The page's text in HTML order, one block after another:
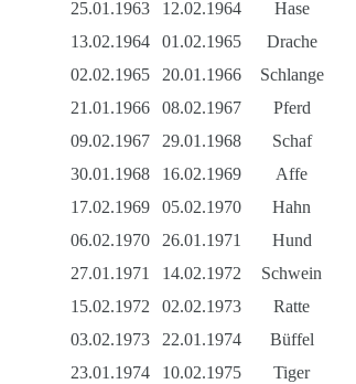
25.01.1963
12.02.1964
Hase
13.02.1964
01.02.1965
Drache
02.02.1965
20.01.1966
Schlange
21.01.1966
08.02.1967
Pferd
09.02.1967
29.01.1968
Schaf
30.01.1968
16.02.1969
Affe
17.02.1969
05.02.1970
Hahn
06.02.1970
26.01.1971
Hund
27.01.1971
14.02.1972
Schwein
15.02.1972
02.02.1973
Ratte
03.02.1973
22.01.1974
Büffel
23.01.1974
10.02.1975
Tiger